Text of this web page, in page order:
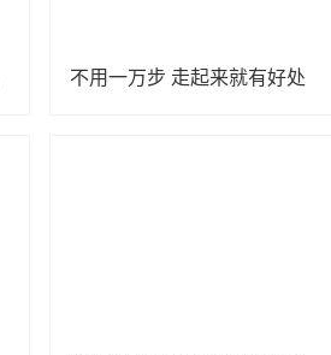
不用一万步 走起来就有好处